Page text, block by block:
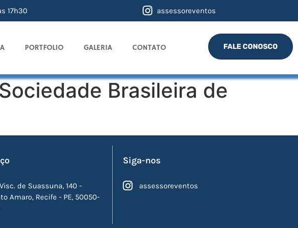
17h30 assessoreventos
PORTFOLIO GALERIA CONTATO FALE CONOSCO
Brasileira de
de Suassuna, 140 -
Amaro, Recife - PE, 50050-
Siga-nos
assessoreventos